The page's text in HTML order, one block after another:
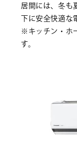
居間には、冬も
下に安全快適な
※キッチン・ホ
す。